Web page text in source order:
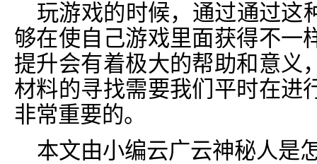
玩游戏的时候，通过通过这
够在使自己游戏里面获得不一
提升会有着极大的帮助和意义
材料的寻找需要我们平时在进
非常重要的。
本文由小编云广云神秘人是